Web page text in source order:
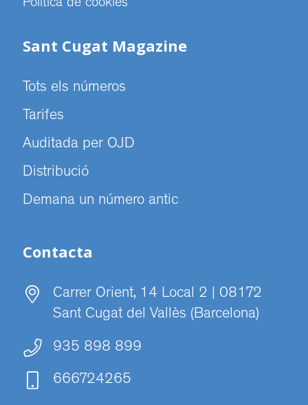
Politica de cookies
Sant Cugat Magazine
Tots els números
Tarifes
Auditada per OJD
Distribució
Demana un número antic
Contacta
Carrer Orient, 14 Local 2 | 08172
Sant Cugat del Vallès (Barcelona)
935 898 899
666724265